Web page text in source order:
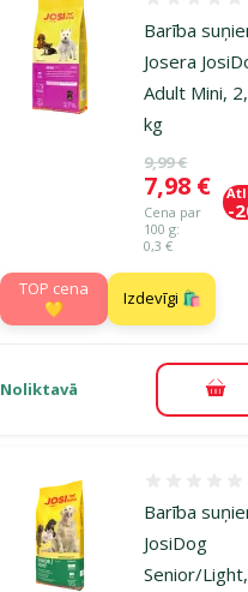
Barība
Josera
Adult Mini,
kg
Oriģinālā
9,99 €
Cena
7,98 €
Cena par
100 g:
0,3 €
-
TOP cena
💛
Izdevīgi 🛍️
Noliktavā
Barība
JosiDog
Senior/